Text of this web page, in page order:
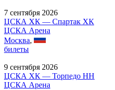
7 сентября 2026
ЦСКА ХК — Спартак ХК
ЦСКА Арена
Москва,
билеты
9 сентября 2026
ЦСКА ХК — Торпедо НН
ЦСКА Арена